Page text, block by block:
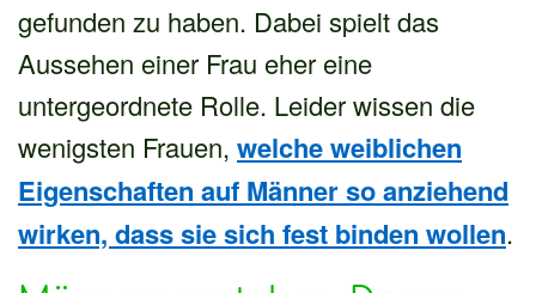
gefunden zu haben. Dabei spielt das
Aussehen einer Frau eher eine
untergeordnete Rolle. Leider wissen die
wenigsten Frauen, welche weiblichen
Eigenschaften auf Männer so anziehend
wirken, dass sie sich fest binden wollen.